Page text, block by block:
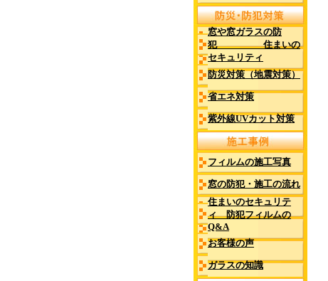
窓や窓ガラスの防
犯 住まいの
セキュリティ
防災対策（地震対策）
省エネ対策
紫外線UVカット対策
フィルムの施工写真
窓の防犯・施工の流れ
住まいのセキュリテ
ィ 防犯フィルムの
Q&A
お客様の声
ガラスの知識